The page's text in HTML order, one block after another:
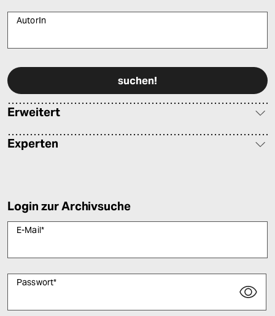
AutorIn
Erweitert
Experten
Login zur Archivsuche
E-Mail*
Passwort*